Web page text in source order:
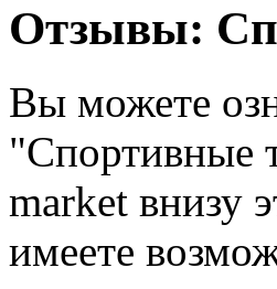
Отзывы:
Вы можете
"Спортивные
market внизу
имеете